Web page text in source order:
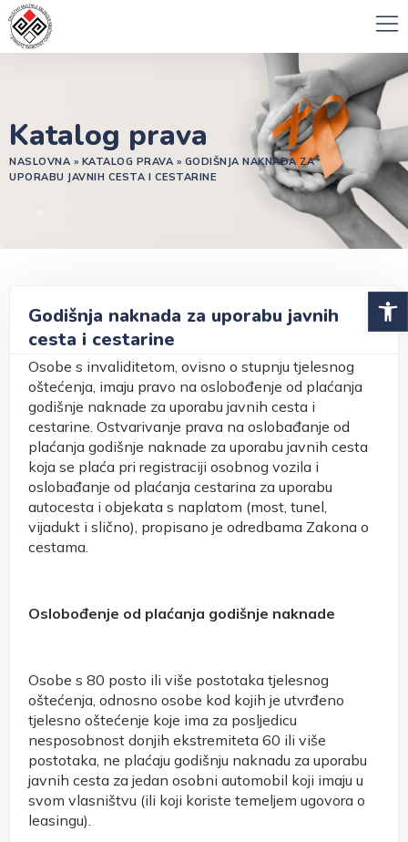
Katalog prava
NASLOVNA » KATALOG PRAVA » GODIŠNJA NAKNADA ZA
UPORABU JAVNIH CESTA I CESTARINE
Godišnja naknada za uporabu javnih
cesta i cestarine
Osobe s invaliditetom, ovisno o stupnju tjelesnog
oštećenja, imaju pravo na oslobođenje od plaćanja
godišnje naknade za uporabu javnih cesta i
cestarine. Ostvarivanje prava na oslobađanje od
plaćanja godišnje naknade za uporabu javnih cesta
koja se plaća pri registraciji osobnog vozila i
oslobađanje od plaćanja cestarina za uporabu
autocesta i objekata s naplatom (most, tunel,
vijadukt i slično), propisano je odredbama Zakona o
cestama.
Oslobođenje od plaćanja godišnje naknade
Osobe s 80 posto ili više postotaka tjelesnog
oštećenja, odnosno osobe kod kojih je utvrđeno
tjelesno oštećenje koje ima za posljedicu
nesposobnost donjih ekstremiteta 60 ili više
postotaka, ne plaćaju godišnju naknadu za uporabu
javnih cesta za jedan osobni automobil koji imaju u
svom vlasništvu (ili koji koriste temeljem ugovora o
leasingu).